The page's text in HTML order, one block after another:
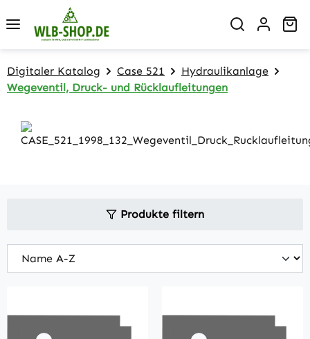
Zum Hauptinhalt springen
Digitaler Katalog Case 521
Hydraulikanlage
Wegeventil, Druck- und Rücklaufleitungen
Produkte filtern